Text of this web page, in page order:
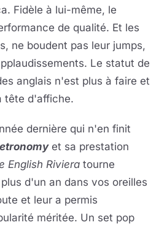
Fidèle à lui-même, le
de qualité. Et les
ne boudent pas leur jumps,
Le statut de
anglais n'est plus à faire et
tête d'affiche.
dernière qui n'en finit
et sa prestation
English Riviera tourne
d'un an dans vos oreilles
et leur a permis
méritée. Un set pop